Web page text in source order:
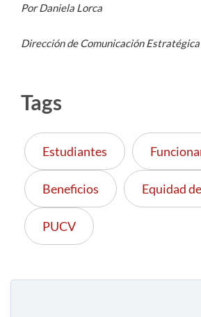
Por Daniela Lorca
Dirección de Comunicación Estratégica
Tags
Estudiantes
Beneficios Equidad
PUCV